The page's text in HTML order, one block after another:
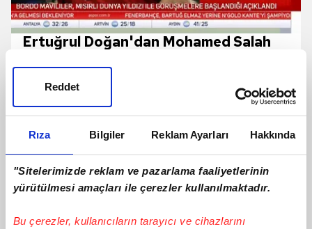
Rıza Bilgiler Reklam Ayarları Hakkında
"Sitelerimizde reklam ve pazarlama faaliyetlerinin
yürütülmesi amaçları ile çerezler kullanılmaktadır.
Bu çerezler, kullanıcıların tarayıcı ve cihazlarını
Reddet
Ertuğrul Doğan'dan Mohamed Salah